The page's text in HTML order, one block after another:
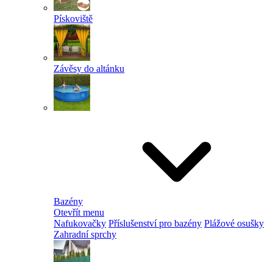
Pískoviště
Závěsy do altánku
Bazény
Otevřít menu
Nafukovačky Příslušenství pro bazény Plážové osušky
Zahradní sprchy